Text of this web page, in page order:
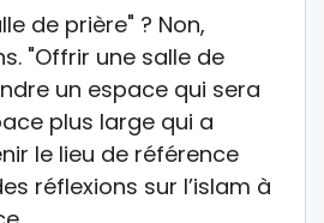
de prière" ? Non,
"Offrir une salle de
un espace qui sera
plus large qui a
le lieu de référence
réflexions sur l’islam à